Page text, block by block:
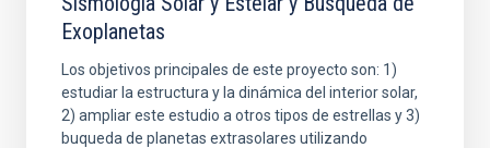
Exoplanetas
Los objetivos principales de este proyecto son: 1)
estudiar la estructura y la dinámica del interior solar,
2) ampliar este estudio a otros tipos de estrellas y 3)
buqueda de planetas extrasolares utilizando